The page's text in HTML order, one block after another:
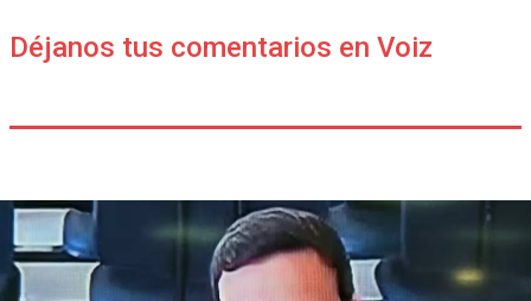
Déjanos tus comentarios en Voiz